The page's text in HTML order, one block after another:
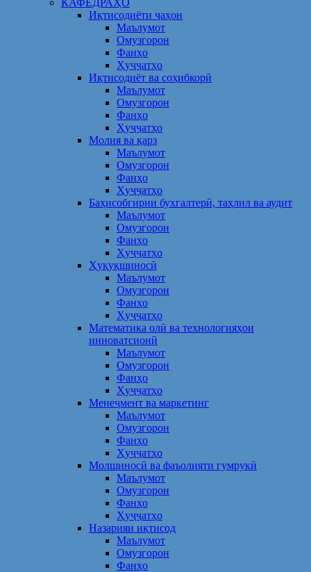
КАФЕДРАҲО
Иқтисодиёти ҷаҳон
Маълумот
Омузгорон
Фанҳо
Ҳуҷҷатҳо
Иқтисодиёт ва соҳибкорӣ
Маълумот
Омузгорон
Фанҳо
Ҳуҷҷатҳо
Молия ва қарз
Маълумот
Омузгорон
Фанҳо
Ҳуҷҷатҳо
Баҳисобгирии бухгалтерӣ, таҳлил ва аудит
Маълумот
Омузгорон
Фанҳо
Ҳуҷҷатҳо
Ҳуқуқшиносӣ
Маълумот
Омузгорон
Фанҳо
Ҳуҷҷатҳо
Математика олӣ ва технологияҳои
инноватсионӣ
Маълумот
Омузгорон
Фанҳо
Ҳуҷҷатҳо
Менеҷмент ва маркетинг
Маълумот
Омузгорон
Фанҳо
Ҳуҷҷатҳо
Молшиносӣ ва фаъолияти гумрукӣ
Маълумот
Омузгорон
Фанҳо
Ҳуҷҷатҳо
Назарияи иқтисод
Маълумот
Омузгорон
Фанҳо